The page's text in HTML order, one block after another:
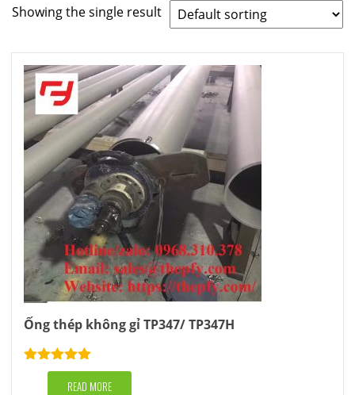
Showing the single result
Ống thép không gỉ TP347/ TP347H
Rated5.00
out of 5READ MORE